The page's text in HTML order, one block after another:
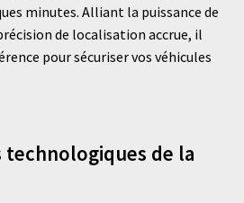
minutes. Alliant la puissance de
de localisation accrue, il
pour sécuriser vos véhicules
de la